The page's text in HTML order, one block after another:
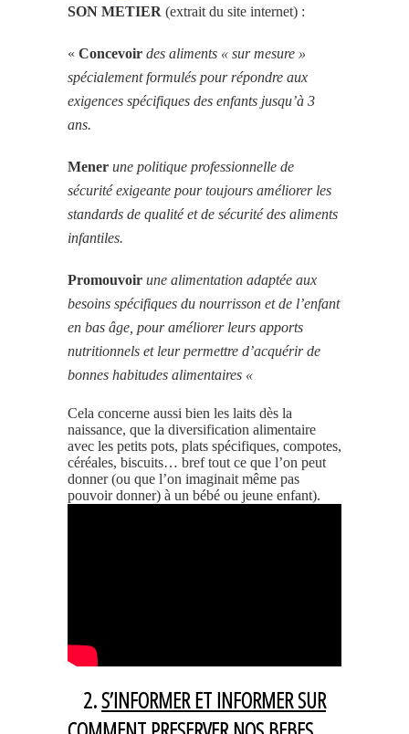
SON METIER (extrait du site internet) :
« Concevoir des aliments « sur mesure »
spécialement formulés pour répondre aux
exigences spécifiques des enfants jusqu’à 3
ans.
Mener une politique professionnelle de
sécurité exigeante pour toujours améliorer les
standards de qualité et de sécurité des aliments
infantiles.
Promouvoir une alimentation adaptée aux
besoins spécifiques du nourrisson et de l’enfant
en bas âge, pour améliorer leurs apports
nutritionnels et leur permettre d’acquérir de
bonnes habitudes alimentaires «
Cela concerne aussi bien les laits dès la
naissance, que la diversification alimentaire
avec les petits pots, plats spécifiques, compotes,
céréales, biscuits… bref tout ce que l’on peut
donner (ou que l’on imaginait même pas
pouvoir donner) à un bébé ou jeune enfant).
2.S’INFORMER ET INFORMER SUR